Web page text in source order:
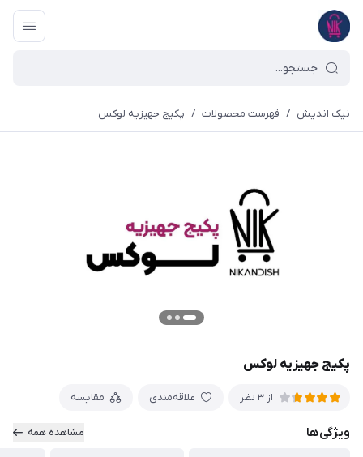
نیک اندیش / فهرست محصولات / پکیج جهیزیه لوکس
پکیج جهیزیه لوکس
از 3 نظر علاقه‌مندی مقایسه
ویژگی‌ها مشاهده همه